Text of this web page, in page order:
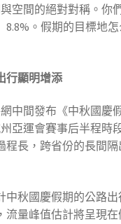
空間的絕對對稱。
。假期的目標地
行顯明增添
中間發布《中秋國慶
亞運會賽事后半程
長，跨省份的長間
中秋國慶假期的公路
流量峰值估計將呈現